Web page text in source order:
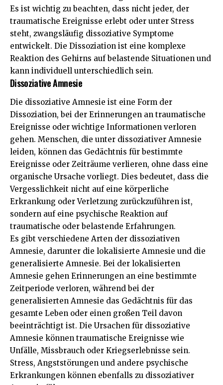
Es ist wichtig zu beachten, dass nicht jeder, der
traumatische Ereignisse erlebt oder unter Stress
steht, zwangsläufig dissoziative Symptome
entwickelt. Die Dissoziation ist eine komplexe
Reaktion des Gehirns auf belastende Situationen und
kann individuell unterschiedlich sein.
Dissoziative Amnesie
Die dissoziative Amnesie ist eine Form der
Dissoziation, bei der Erinnerungen an traumatische
Ereignisse oder wichtige Informationen verloren
gehen. Menschen, die unter dissoziativer Amnesie
leiden, können das Gedächtnis für bestimmte
Ereignisse oder Zeiträume verlieren, ohne dass eine
organische Ursache vorliegt. Dies bedeutet, dass die
Vergesslichkeit nicht auf eine körperliche
Erkrankung oder Verletzung zurückzuführen ist,
sondern auf eine psychische Reaktion auf
traumatische oder belastende Erfahrungen.
Es gibt verschiedene Arten der dissoziativen
Amnesie, darunter die lokalisierte Amnesie und die
generalisierte Amnesie. Bei der lokalisierten
Amnesie gehen Erinnerungen an eine bestimmte
Zeitperiode verloren, während bei der
generalisierten Amnesie das Gedächtnis für das
gesamte Leben oder einen großen Teil davon
beeinträchtigt ist. Die Ursachen für dissoziative
Amnesie können traumatische Ereignisse wie
Unfälle, Missbrauch oder Kriegserlebnisse sein.
Stress, Angststörungen und andere psychische
Erkrankungen können ebenfalls zu dissoziativer